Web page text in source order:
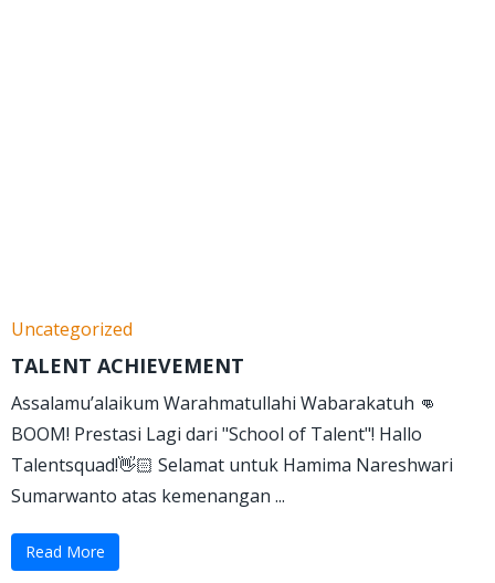
Uncategorized
TALENT ACHIEVEMENT
Assalamu’alaikum Warahmatullahi Wabarakatuh 👊
BOOM! Prestasi Lagi dari "School of Talent"! Hallo
Talentsquad!👋🏻 Selamat untuk Hamima Nareshwari
Sumarwanto atas kemenangan ...
Read More